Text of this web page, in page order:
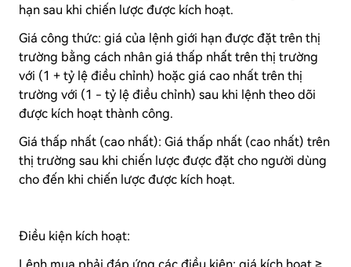
hạn sau khi chiến lược được kích hoạt.
Giá công thức: giá của lệnh giới hạn được đặt trên thị
trường bằng cách nhân giá thấp nhất trên thị trường
với (1 + tỷ lệ điều chỉnh) hoặc giá cao nhất trên thị
trường với (1 - tỷ lệ điều chỉnh) sau khi lệnh theo dõi
được kích hoạt thành công.
Giá thấp nhất (cao nhất): Giá thấp nhất (cao nhất) trên
thị trường sau khi chiến lược được đặt cho người dùng
cho đến khi chiến lược được kích hoạt.
Điều kiện kích hoạt: